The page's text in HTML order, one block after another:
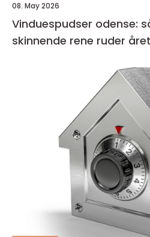
08. May 2026
Vinduespudser odense:
skinnende rene ruder